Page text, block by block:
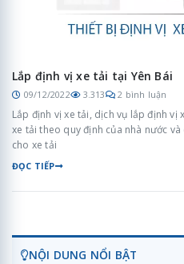
Lắp định vị xe tải tại Yên Bái
09/12/2022 3.313 2 bình luận
Lắp định vị xe tải, dịch vụ lắp định vị
xe tải theo quy định của nhà nước
cho xe tải
ĐỌC TIẾP
NỘI DUNG NỔI BẬT